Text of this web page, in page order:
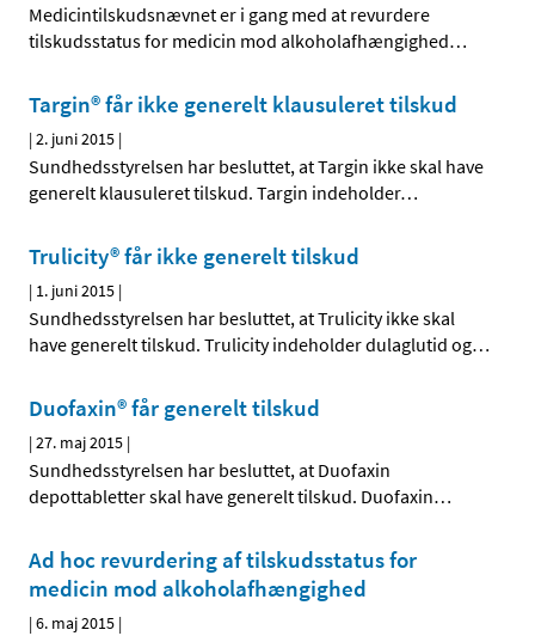
Medicintilskudsnævnet er i gang med at revurdere
tilskudsstatus for medicin mod alkoholafhængighed…
Targin® får ikke generelt klausuleret tilskud
|2. juni 2015 |
Sundhedsstyrelsen har besluttet, at Targin ikke skal have
generelt klausuleret tilskud. Targin indeholder…
Trulicity® får ikke generelt tilskud
| 1. juni 2015 |
Sundhedsstyrelsen har besluttet, at Trulicity ikke skal
have generelt tilskud. Trulicity indeholder dulaglutid og…
Duofaxin® får generelt tilskud
|27. maj 2015 |
Sundhedsstyrelsen har besluttet, at Duofaxin
depottabletter skal have generelt tilskud. Duofaxin…
Ad hoc revurdering af tilskudsstatus for
medicin mod alkoholafhængighed
|6. maj 2015 |